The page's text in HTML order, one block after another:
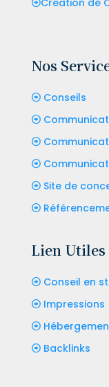
Création de
Nos
Conseils
Site de
Lien Utiles
Conseil en
Impressions
Backlinks